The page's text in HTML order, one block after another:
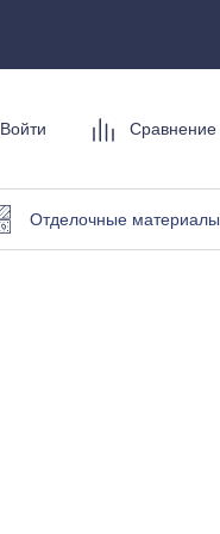
Войти Сравнение
Отделочные материалы